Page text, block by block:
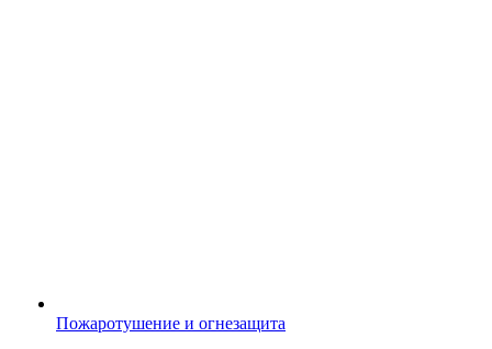
Пожаротушение и огнезащита